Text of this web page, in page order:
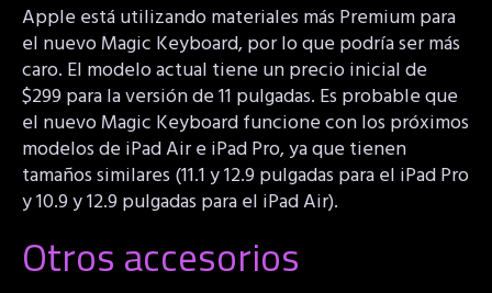
Apple está utilizando materiales más Premium para
el nuevo Magic Keyboard, por lo que podría ser más
caro. El modelo actual tiene un precio inicial de
$299 para la versión de 11 pulgadas. Es probable que
el nuevo Magic Keyboard funcione con los próximos
modelos de iPad Air e iPad Pro, ya que tienen
tamaños similares (11.1 y 12.9 pulgadas para el iPad Pro
y 10.9 y 12.9 pulgadas para el iPad Air).
Otros accesorios